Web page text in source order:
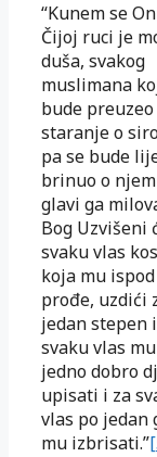
“Kunem se
Čijoj ruci je
duša, svakog
muslimana
bude preuzeo
staranje o
pa se bude
brinuo o
glavi ga
Bog Uzvišeni
svaku vlas
koja mu
prođe, uzdići
jedan stepen
svaku vlas
jedno dobro
upisati i za
vlas po jedan
mu izbrisati.”